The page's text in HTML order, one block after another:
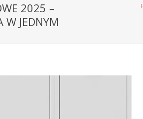
2025 –
W JEDNYM